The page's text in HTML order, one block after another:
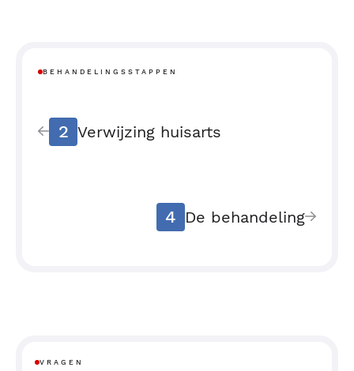
BEHANDELINGSSTAPPEN
2 Verwijzing huisarts
4 De behandeling
VRAGEN